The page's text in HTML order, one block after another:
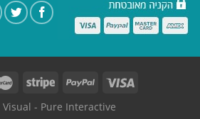
Visual - Pure Interactive